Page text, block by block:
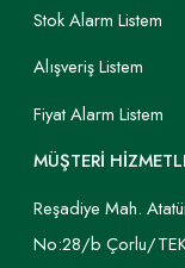
Stok Alarm Listem
Alışveriş Listem
Fiyat Alarm Listem
MÜŞTERİ
Reşadiye Mah.
No:28/b Çorlu/